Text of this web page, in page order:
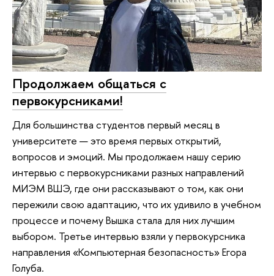
Продолжаем общаться с
первокурсниками!
Для большинства студентов первый месяц в
университете — это время первых открытий,
вопросов и эмоций. Мы продолжаем нашу серию
интервью с первокурсниками разных направлений
МИЭМ ВШЭ, где они рассказывают о том, как они
пережили свою адаптацию, что их удивило в учебном
процессе и почему Вышка стала для них лучшим
выбором. Третье интервью взяли у первокурсника
направления «Компьютерная безопасность» Егора
Голуба.